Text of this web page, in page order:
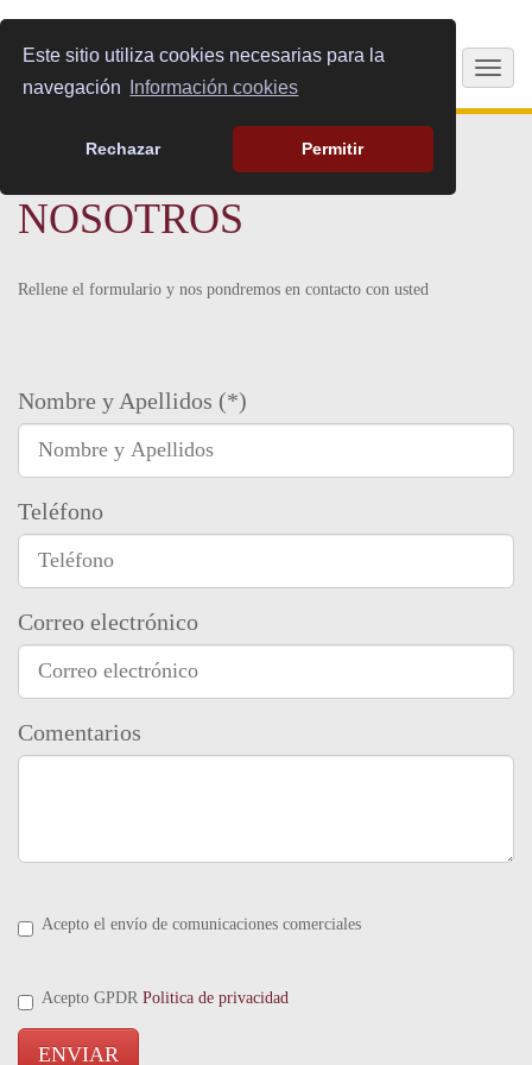
Este sitio utiliza cookies necesarias para la
navegación
Información cookies
Rechazar Permitir
CONTACTA CON
NOSOTROS
Rellene el formulario y nos pondremos en contacto con usted
Nombre y Apellidos (*)
Teléfono
Correo electrónico
Comentarios
Acepto el envío de comunicaciones comerciales
Acepto GPDR Politica de privacidad
ENVIAR